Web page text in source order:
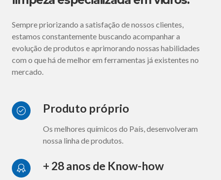
Sempre priorizando a satisfação de nossos clientes,
estamos constantemente buscando acompanhar a
evolução de produtos e aprimorando nossas habilidades
com o que há de melhor em ferramentas já existentes no
mercado.
Produto próprio
Os melhores químicos do País, desenvolveram
nossa linha de produtos.
+ 28 anos de Know-how